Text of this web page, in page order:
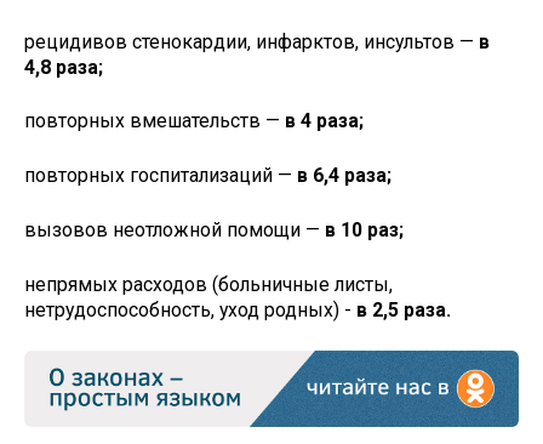
рецидивов стенокардии, инфарктов, инсультов — в
4,8 раза;
повторных вмешательств — в 4 раза;
повторных госпитализаций — в 6,4 раза;
вызовов неотложной помощи — в 10 раз;
непрямых расходов (больничные листы,
нетрудоспособность, уход родных) - в 2,5 раза.